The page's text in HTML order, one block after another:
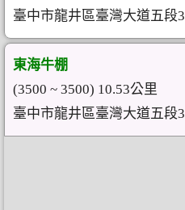
臺中市龍井區臺灣大道五段
東海牛棚
(3500 ~ 3500) 10.53公里
臺中市龍井區臺灣大道五段